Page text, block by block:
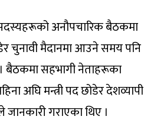
अनौपचारिक बैठकमा
चुनावी मैदानमा आउने समय पनि
बैठकमा सहभागी नेताहरूका
अघि मन्त्री पद छोडेर देशव्यापी
गराएका थिए ।